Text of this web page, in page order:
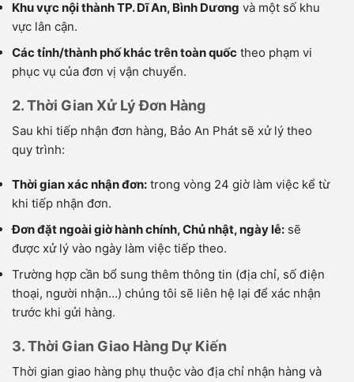
Khu vực nội thành TP. Dĩ An, Bình Dương và một số khu
vực lân cận.
Các tỉnh/thành phố khác trên toàn quốc theo phạm vi
phục vụ của đơn vị vận chuyển.
2. Thời Gian Xử Lý Đơn Hàng
Sau khi tiếp nhận đơn hàng, Bảo An Phát sẽ xử lý theo
quy trình:
Thời gian xác nhận đơn: trong vòng 24 giờ làm việc kể từ
khi tiếp nhận đơn.
Đơn đặt ngoài giờ hành chính, Chủ nhật, ngày lễ: sẽ
được xử lý vào ngày làm việc tiếp theo.
Trường hợp cần bổ sung thêm thông tin (địa chỉ, số điện
thoại, người nhận…) chúng tôi sẽ liên hệ lại để xác nhận
trước khi gửi hàng.
3. Thời Gian Giao Hàng Dự Kiến
Thời gian giao hàng phụ thuộc vào địa chỉ nhận hàng và